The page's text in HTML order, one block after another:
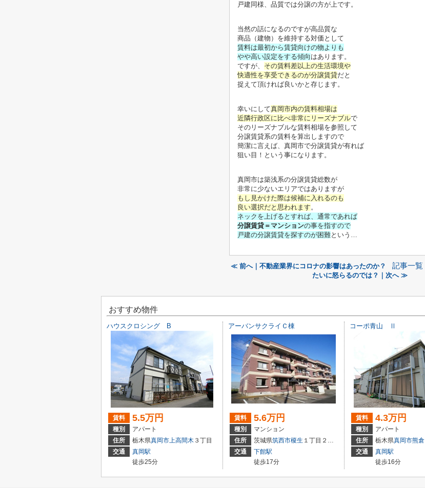
戸建同様、品質では分譲の方が上です。
当然の話になるのですが高品質な
商品（建物）を維持する対価として
賃料は最初から賃貸向けの物よりも
やや高い設定をする傾向 はあります。
ですが、 その賃料差以上の生活環境や
快適性を享受できるのが分譲賃貸だと
捉えて頂ければ良いかと存じます。
幸いにして真岡市内の賃料相場は
近隣行政区に比べ非常にリーズナブルで
そのリーズナブルな賃料相場を参照して
分譲賃貸系の賃料を算出しますので
簡潔に言えば、真岡市で分譲賃貸が有れば
狙い目！という事になります。
真岡市は築浅系の分譲賃貸総数が
非常に少ないエリアではありますが
もし見かけた際は候補に入れるのも
良い選択だと思われます。
ネックを上げるとすれば、通常であれば
分譲賃貸＝マンションの事を指すので
戸建の分譲賃貸を探すのが困難という…
≪ 前へ｜不動産業界にコロナの影響はあったのか？ 記事一覧
たいに怒らるのでは？｜次へ ≫
おすすめ物件
ハウスクロシング B
賃料 5.5万円
種別
アパート
住所
栃木県真岡市上高間木 ３丁目
交通
真岡駅
徒歩25分
アーバンサクライＣ棟
賃料 5.6万円
種別
マンション
住所
茨城県筑西市榎生 １丁目２－６
交通
下館駅
徒歩17分
コーポ青山 Ⅱ
賃料 4.3万円
種別
アパート
住所
栃木県真岡市熊倉
交通
真岡駅
徒歩16分